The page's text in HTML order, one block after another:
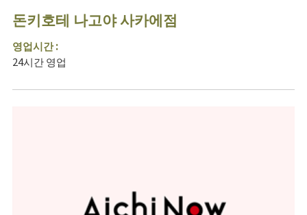
돈키호테 나고야 사카에점
영업시간 :
24시간 영업